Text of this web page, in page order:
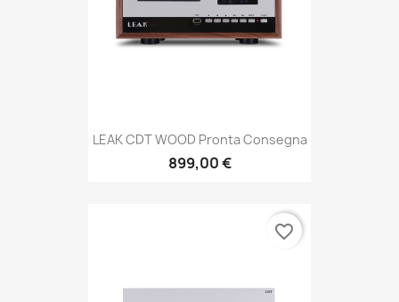
LEAK CDT WOOD Pronta Consegna
899,00 €
favorite_border